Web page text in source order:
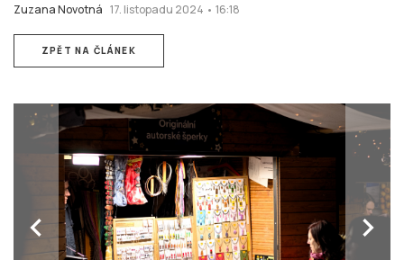
Zuzana Novotná 17. listopadu 2024 • 16:18
ZPĚT NA ČLÁNEK
chevron_left chevron_right